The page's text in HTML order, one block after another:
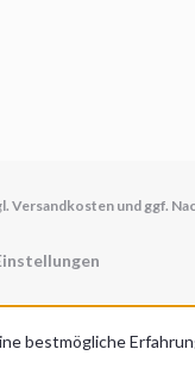
Versandkosten und ggf.
bestmögliche